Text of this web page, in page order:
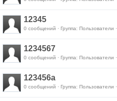
12345
0 сообщений · Группа: Пользователи ·
1234567
0 сообщений · Группа: Пользователи ·
123456a
0 сообщений · Группа: Пользователи ·